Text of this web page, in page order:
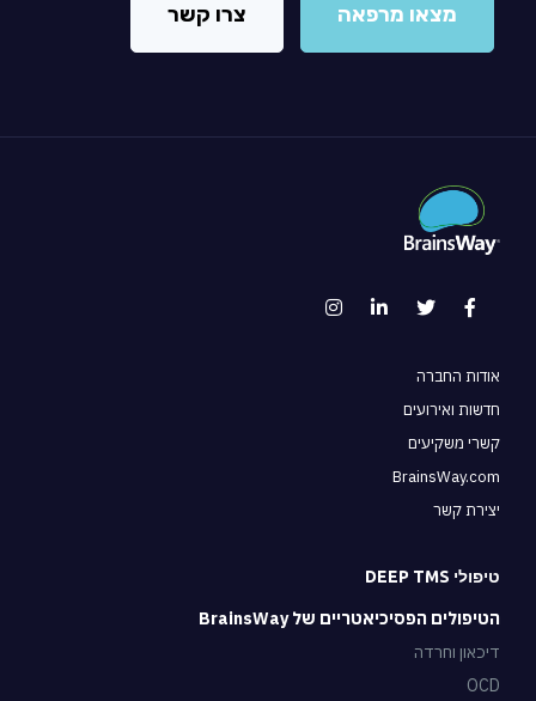
מצאו מרפאה צרו קשר
אודות החברה
חדשות ואירועים
קשרי משקיעים
BrainsWay.com
יצירת קשר
טיפולי DEEP TMS
הטיפולים הפסיכיאטריים של BrainsWay
דיכאון וחרדה
OCD